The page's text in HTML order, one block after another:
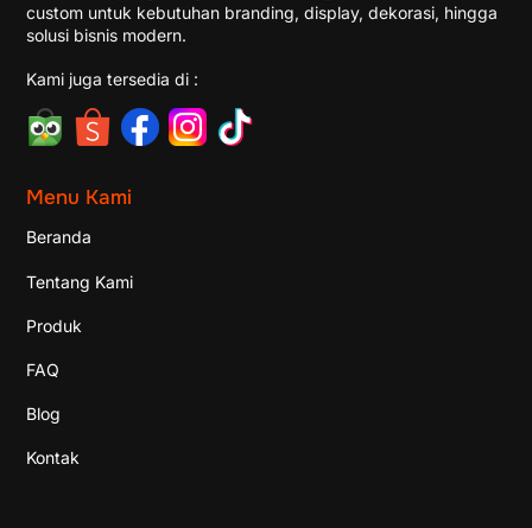
custom untuk kebutuhan branding, display, dekorasi, hingga
solusi bisnis modern.
Kami juga tersedia di :
Menu Kami
Beranda
Tentang Kami
Produk
FAQ
Blog
Kontak